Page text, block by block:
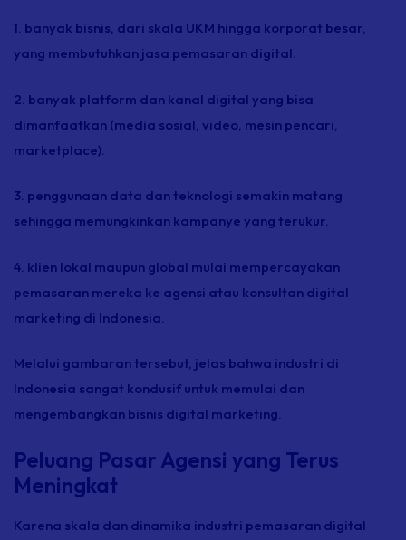
1. banyak bisnis, dari skala UKM hingga korporat besar,
yang membutuhkan jasa pemasaran digital.
2. banyak platform dan kanal digital yang bisa
dimanfaatkan (media sosial, video, mesin pencari,
marketplace).
3. penggunaan data dan teknologi semakin matang
sehingga memungkinkan kampanye yang terukur.
4. klien lokal maupun global mulai mempercayakan
pemasaran mereka ke agensi atau konsultan digital
marketing di Indonesia.
Melalui gambaran tersebut, jelas bahwa industri di
Indonesia sangat kondusif untuk memulai dan
mengembangkan bisnis digital marketing.
Peluang Pasar Agensi yang Terus
Meningkat
Karena skala dan dinamika industri pemasaran digital